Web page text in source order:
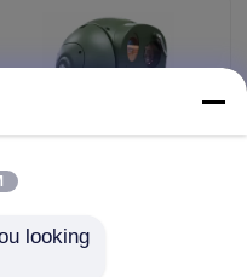
CTVCシリーズ マルチ
looking